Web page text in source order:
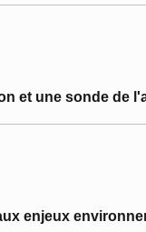
et une sonde de
enjeux